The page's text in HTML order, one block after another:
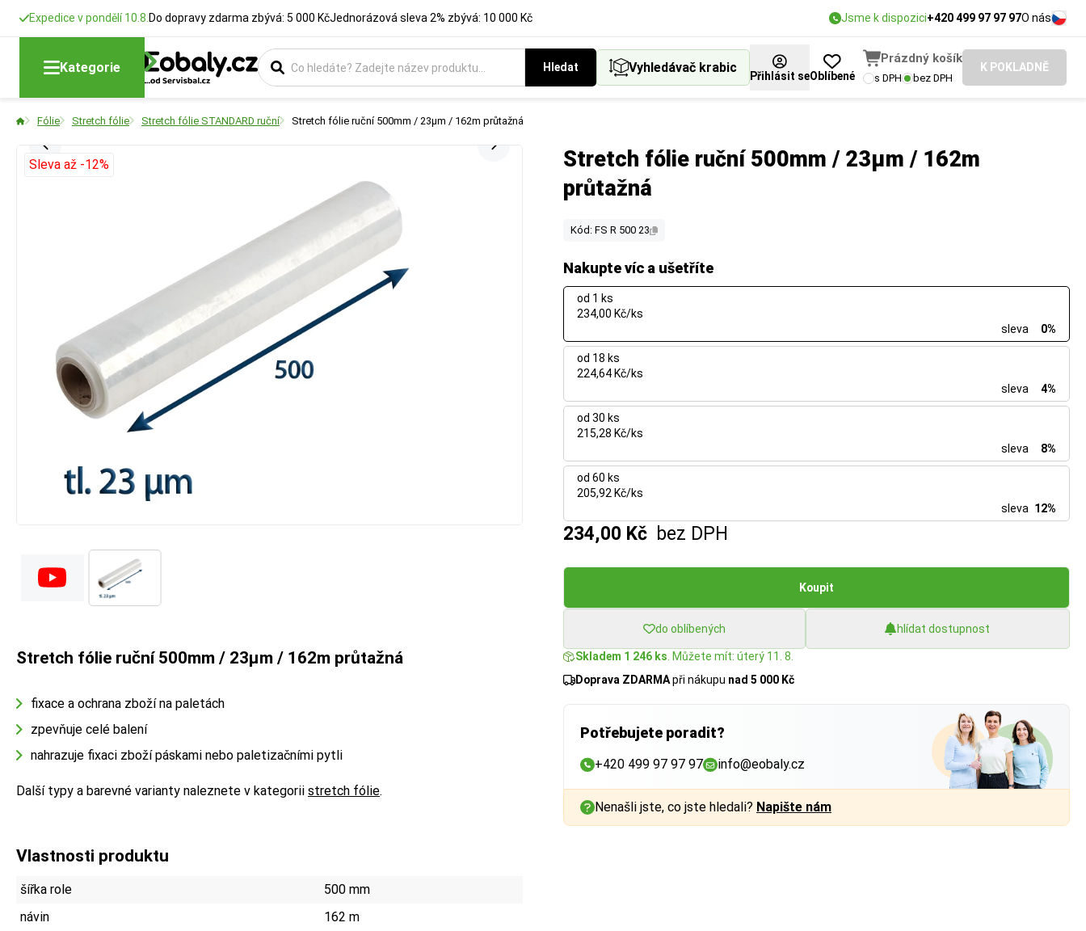
Expedice v pondělí 10.8. Do dopravy zdarma zbývá: 5 000 KčJednorázová sleva 2% zbývá: 10 000 Kč Jsme k dispozici+420 499 97 97 97O nás
Kategorie Hledat Vyhledávač krabic
Přihlásit seOblíbené
Prázdný košík
s DPH bez DPH
K POKLADNĚ
Fólie Stretch fólie Stretch fólie STANDARD ruční Stretch fólie ruční 500mm / 23µm / 162m průtažná
Stretch fólie ruční 500mm / 23µm / 162m
průtažná
Kód: FS R 500 23
Nakupte víc a ušetříte
od 1 ks
234,00 Kč/ks
sleva
0%
od 18 ks
224,64 Kč/ks
sleva
4%
od 30 ks
215,28 Kč/ks
sleva
8%
od 60 ks
205,92 Kč/ks
sleva 12%
234,00 Kč bez DPH
Koupit
do oblíbených hlídat dostupnost
Skladem 1 246 ks . Můžete mít: úterý 11. 8.
Doprava ZDARMApři nákupu nad 5 000 Kč
Potřebujete poradit?
+420 499 97 97 97 info@eobaly.cz
Nenašli jste, co jste hledali? Napište nám
Sleva až -12%
Stretch fólie ruční 500mm / 23µm / 162m průtažná
fixace a ochrana zboží na paletách
zpevňuje celé balení
nahrazuje fixaci zboží páskami nebo paletizačními pytli
Další typy a barevné varianty naleznete v kategorii stretch fólie.
Vlastnosti produktu
šířka role
500 mm
návin
162 m